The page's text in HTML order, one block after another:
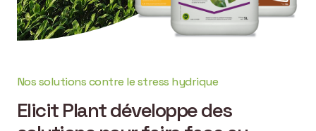
Nos solutions contre le stress hydrique
Elicit Plant développe des